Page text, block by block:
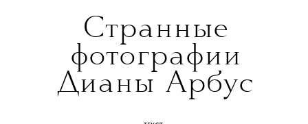
Странные
фотографии
Дианы Арбус